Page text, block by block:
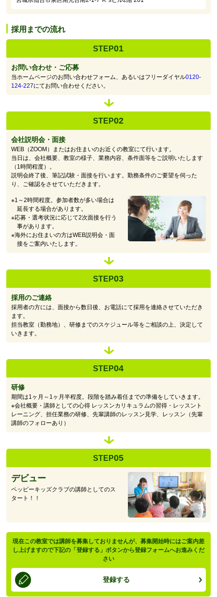
採用までの流れ
STEP01
お問い合わせ・ご応募
当ホームページのお問い合わせフォーム、あるいはフリーダイヤル0120-
124-227にてお問い合わせください。
STEP02
会社説明会・面接
WEB（ZOOM）またはお住まいのお近くの教室にて行います。
当日は、会社概要、教室の様子、業務内容、条件面等をご説明いたします
（1時間程度）。
説明会終了後、筆記試験・面接を行います。勤務条件のご要望を伺った
り、ご確認をさせていただきます。
※1～2時間程度。参加者数が多い場合は
延長する場合があります。
※応募・選考状況に応じて2次面接を行う
事があります。
※海外にお住まいの方はWEB説明会・面
接をご案内いたします。
STEP03
採用のご連絡
採用者の方には、面接から数日後、お電話にて採用を連絡させていただき
ます。
担当教室（勤務地）、研修までのスケジュール等をご相談の上、決定して
いきます。
STEP04
研修
期間は1ヶ月～1ヶ月半程度。段階を踏み着任までの準備をしていきます。
※会社概要・講師としての心得 レッスンカリキュラムの習得・レッスント
レーニング、担任業務の研修、先輩講師のレッスン見学、レッスン（先輩
講師のフォローあり）
STEP05
デビュー
ペッピーキッズクラブの講師としてのス
タート！！
現在この教室では講師を募集しておりませんが、募集開始時にはご案内差
し上げますので下記の「登録する」ボタンから登録フォームへお進みくだ
さい
登録する